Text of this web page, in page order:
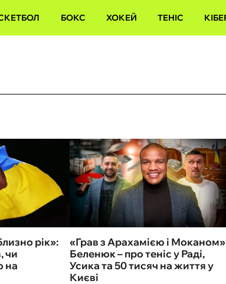
БОКС ХОКЕЙ ТЕНІС
рік»:
чи
на
«Грав з Арахамією і
Беленюк – про теніс у Раді,
Усика та 50 тисяч на життя у
Києві